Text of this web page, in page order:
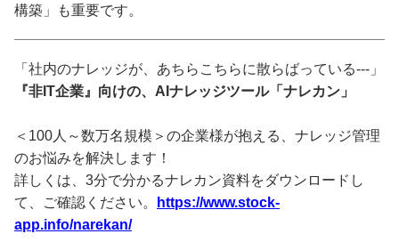
構築」も重要です。
「社内のナレッジが、あちらこちらに散らばっている---」
『非IT企業』向けの、AIナレッジツール「ナレカン」
＜100人～数万名規模＞の企業様が抱える、ナレッジ管理
のお悩みを解決します！
詳しくは、3分で分かるナレカン資料をダウンロードし
て、ご確認ください。
https://www.stock-
app.info/narekan/